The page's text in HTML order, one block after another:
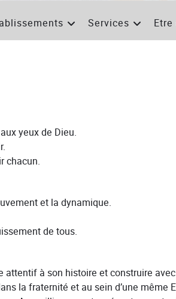
Services
yeux de Dieu.
chacun.
et la dynamique.
de tous.
attentif à son histoire et construire
la fraternité et au sein d’une même